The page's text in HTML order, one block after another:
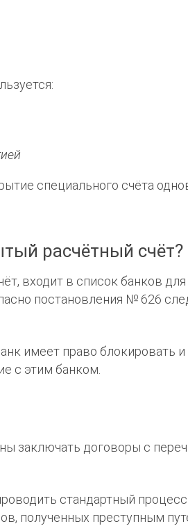
специального счёта
расчётный счёт?
входит в список банков
постановления № 626
имеет право
с этим банком.
заключать договоры с
стандартный
полученных преступным